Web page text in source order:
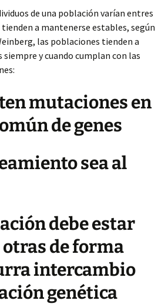
de una población varían entres
a mantenerse estables, según
las poblaciones tienden a
y cuando cumplan con las
mutaciones en
de genes
sea al
debe estar
de forma
intercambio
genética